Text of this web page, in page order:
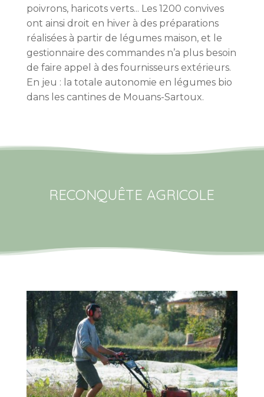
poivrons, haricots verts... Les 1200 convives
ont ainsi droit en hiver à des préparations
réalisées à partir de légumes maison, et le
gestionnaire des commandes n’a plus besoin
de faire appel à des fournisseurs extérieurs.
En jeu : la totale autonomie en légumes bio
dans les cantines de Mouans-Sartoux.
RECONQUÊTE AGRICOLE